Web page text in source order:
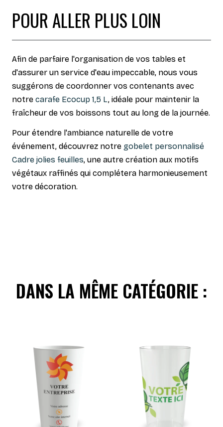
POUR ALLER PLUS LOIN
Afin de parfaire l'organisation de vos tables et
d'assurer un service d'eau impeccable, nous vous
suggérons de coordonner vos contenants avec
notre carafe Ecocup 1,5 L, idéale pour maintenir la
fraîcheur de vos boissons tout au long de la journée.
Pour étendre l'ambiance naturelle de votre
événement, découvrez notre gobelet personnalisé
Cadre jolies feuilles, une autre création aux motifs
végétaux raffinés qui complétera harmonieusement
votre décoration.
DANS LA MÊME CATÉGORIE :